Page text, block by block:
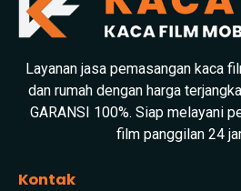
Layanan jasa pemasangan kaca
dan rumah dengan harga
GARANSI 100%. Siap melayani
film panggilan 24
Kontak